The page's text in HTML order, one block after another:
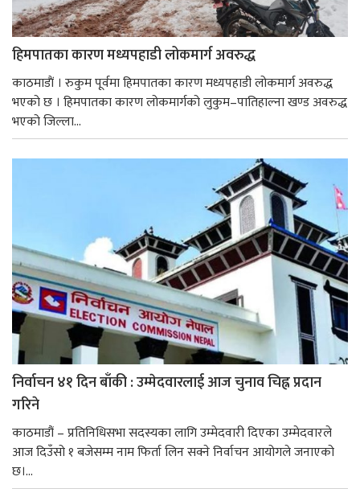
हिमपातका कारण मध्यपहाडी लोकमार्ग अवरुद्ध
काठमाडाैं । रुकुम पूर्वमा हिमपातका कारण मध्यपहाडी लोकमार्ग अवरुद्ध
भएको छ । हिमपातका कारण लोकमार्गको लुकुम–पातिहाल्ना खण्ड अवरुद्ध
भएको जिल्ला...
निर्वाचन ४१ दिन बाँकी : उम्मेदवारलाई आज चुनाव चिह्न प्रदान
गरिने
काठमाडौं – प्रतिनिधिसभा सदस्यका लागि उम्मेदवारी दिएका उम्मेदवारले
आज दिउँसो १ बजेसम्म नाम फिर्ता लिन सक्ने निर्वाचन आयोगले जनाएको
छ।...